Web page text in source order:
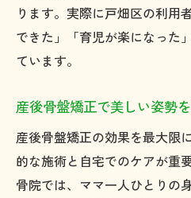
ります。実際に戸畑区の利用
できた」「育児が楽になった
ています。
産後骨盤矯正で美しい姿勢
産後骨盤矯正の効果を最大限
的な施術と自宅でのケアが重
骨院では、ママ一人ひとりの